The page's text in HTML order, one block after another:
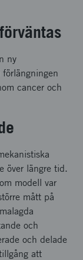
ny
cancer och
över längre tid.
modell var
mått på
och
och delade
att